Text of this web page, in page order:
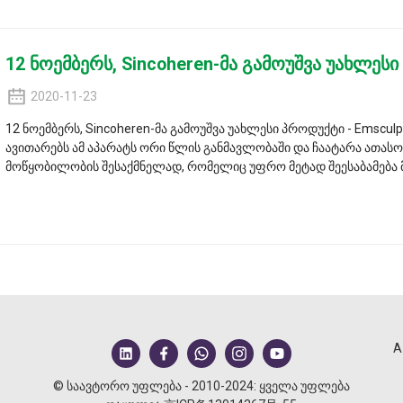
12 ნოემბერს, Sincoheren-მა გამოუშვა
2020-11-23
12 ნოემბერს, Sincoheren-მა გამოუშვა უახლესი პროდუქტი -
ავითარებს ამ აპარატს ორი წლის განმავლობაში და ჩაატარა
მოწყობილობის შესაქმნელად, რომელიც უფრო მეტად შეესაბამება
© საავტორო უფლება - 2010-2024: ყველა უფლება